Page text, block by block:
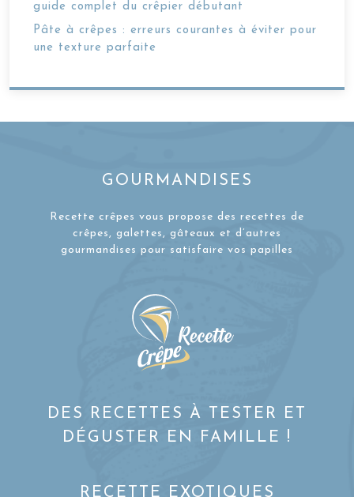
guide complet du crêpier débutant
Pâte à crêpes : erreurs courantes à éviter pour
une texture parfaite
GOURMANDISES
Recette crêpes vous propose des recettes de
crêpes, galettes, gâteaux et d’autres
gourmandises pour satisfaire vos papilles
DES RECETTES À TESTER ET
DÉGUSTER EN FAMILLE !
RECETTE EXOTIQUES